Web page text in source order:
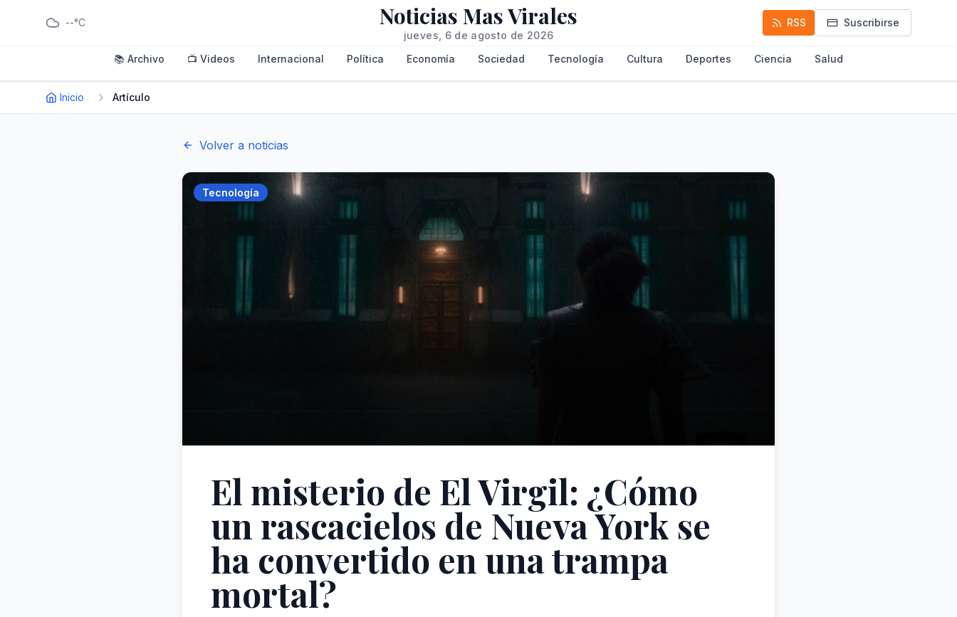
--°C Noticias Mas Virales
jueves, 6 de agosto de 2026
RSS Suscribirse
📚 Archivo 📺 Videos Internacional Política Economía Sociedad Tecnología Cultura Deportes Ciencia Salud
Inicio Artículo
Volver a noticias
Tecnología
El misterio de El Virgil: ¿Cómo
un rascacielos de Nueva York se
ha convertido en una trampa
mortal?